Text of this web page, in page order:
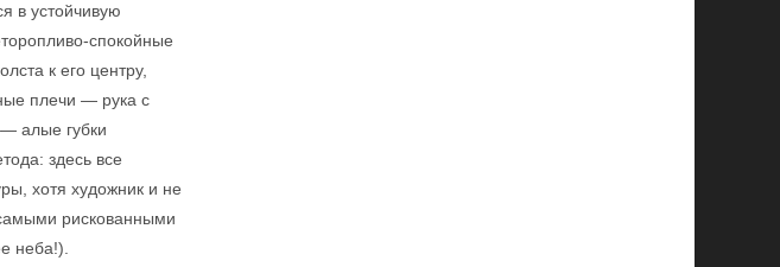
в устойчивую
спокойные
к его центру,
плечи — рука с
алые губки
здесь все
хотя художник и не
рискованными
неба!).